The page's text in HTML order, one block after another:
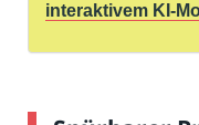
interaktivem KI-